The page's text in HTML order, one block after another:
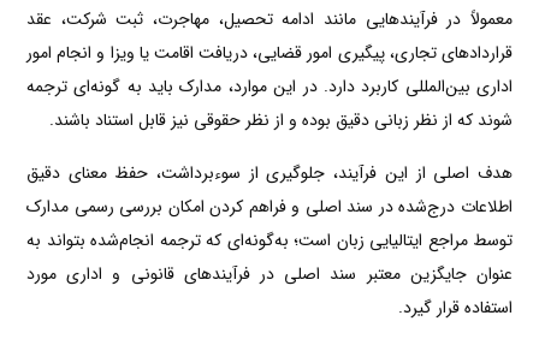
معمولاً در فرآیندهایی مانند ادامه تحصیل، مهاجرت، ثبت شرکت، عقد
قراردادهای تجاری، پیگیری امور قضایی، دریافت اقامت یا ویزا و انجام امور
اداری بین‌المللی کاربرد دارد. در این موارد، مدارک باید به گونه‌ای ترجمه
شوند که از نظر زبانی دقیق بوده و از نظر حقوقی نیز قابل استناد باشند.
هدف اصلی از این فرآیند، جلوگیری از سوءبرداشت، حفظ معنای دقیق
اطلاعات درج‌شده در سند اصلی و فراهم کردن امکان بررسی رسمی مدارک
توسط مراجع ایتالیایی زبان است؛ به‌گونه‌ای که ترجمه انجام‌شده بتواند به
عنوان جایگزین معتبر سند اصلی در فرآیندهای قانونی و اداری مورد
استفاده قرار گیرد.